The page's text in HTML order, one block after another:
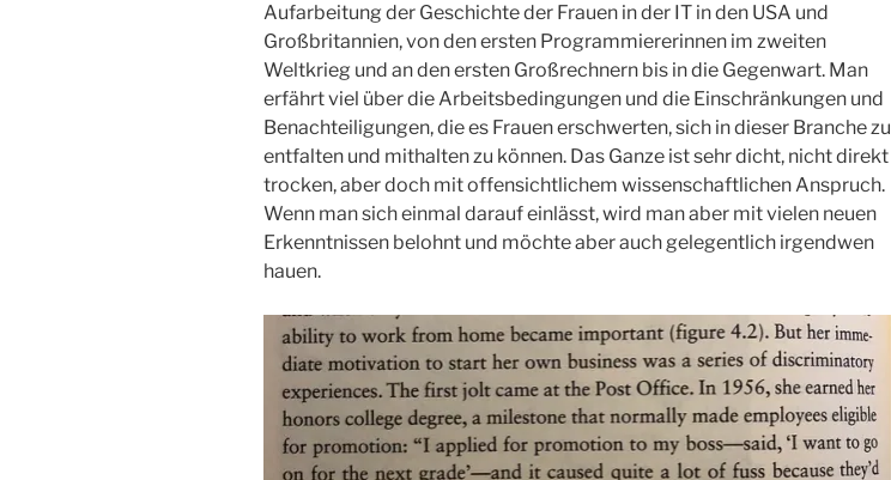
Aufarbeitung der Geschichte der Frauen in der IT in den USA und
Großbritannien, von den ersten Programmiererinnen im zweiten
Weltkrieg und an den ersten Großrechnern bis in die Gegenwart. Man
erfährt viel über die Arbeitsbedingungen und die Einschränkungen und
Benachteiligungen, die es Frauen erschwerten, sich in dieser Branche zu
entfalten und mithalten zu können. Das Ganze ist sehr dicht, nicht direkt
trocken, aber doch mit offensichtlichem wissenschaftlichen Anspruch.
Wenn man sich einmal darauf einlässt, wird man aber mit vielen neuen
Erkenntnissen belohnt und möchte aber auch gelegentlich irgendwen
hauen.